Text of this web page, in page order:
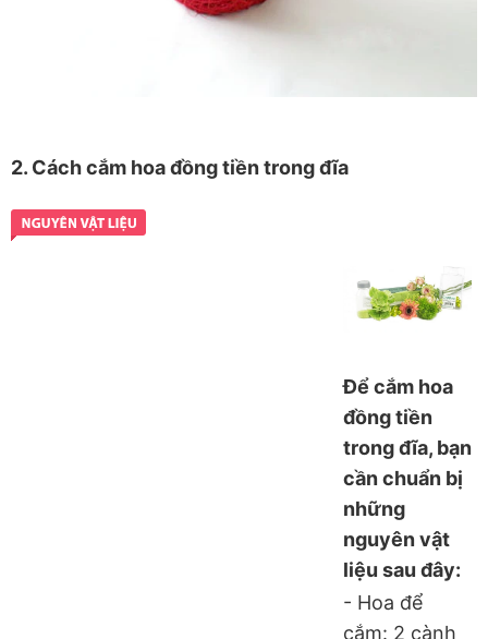
2. Cách cắm hoa đồng tiền trong đĩa
Để cắm hoa
đồng tiền
trong đĩa, bạn
cần chuẩn bị
những
nguyên vật
liệu sau đây:
- Hoa để
cắm: 2 cành